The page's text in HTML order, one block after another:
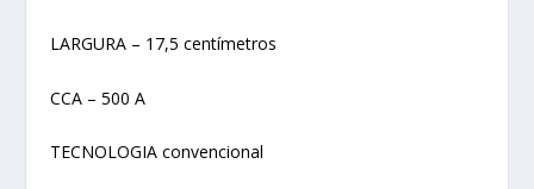
LARGURA – 17,5 centímetros
CCA – 500 A
TECNOLOGIA convencional